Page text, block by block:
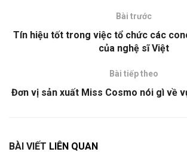
Bài trước
Tín hiệu tốt trong việc tổ chức các
của nghệ sĩ Việt
Bài tiếp theo
Đơn vị sản xuất Miss Cosmo nói gì về
BÀI VIẾT LIÊN QUAN